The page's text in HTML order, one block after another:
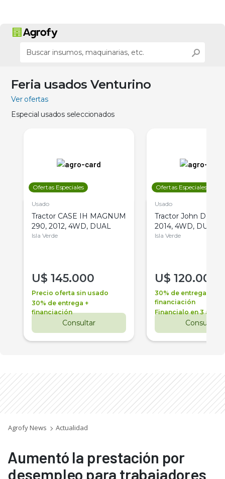
Feria usados Venturino
Ver ofertas
Especial usados seleccionados
Ofertas Especiales
Usado
Tractor CASE IH MAGNUM
290, 2012, 4WD, DUAL
Isla Verde
U$ 145.000
Precio oferta sin usado
30% de entrega +
financiación
Consultar
Ofertas Especiales
Usado
Tractor John Deere
2014, 4WD, DUAL
Isla Verde
U$ 120.000
30% de entrega +
financiación
Financialo en 3 años
Consultar
Agrofy News Actualidad
Aumentó la prestación por
desempleo para trabajadores